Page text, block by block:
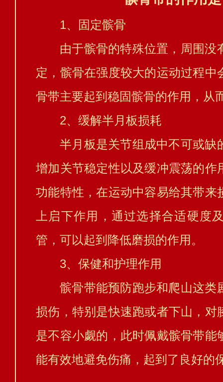
1、固定髌骨
由于髌骨的特殊位置，周围没
定，髌骨在强度较大的运动过程中
骨带主要起到稳固髌骨的作用，从
2、缓解半月板损耗
半月板是关节组成中不可或缺
增加关节稳定性以及缓冲震荡的作
功能特性，在运动中容易给其带来
上启下作用，通过选择合适硬度
管，可以起到降低磨损的作用。
3、保健和护理作用
髌骨带能预防跑步和爬山这类
损伤，特别是快速跑或者下山，对
是不容小觑的，此时佩戴髌骨带能
能有效地避免伤痛，起到了良好的